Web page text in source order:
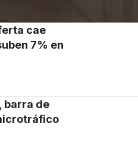
cae
7% en
barra de